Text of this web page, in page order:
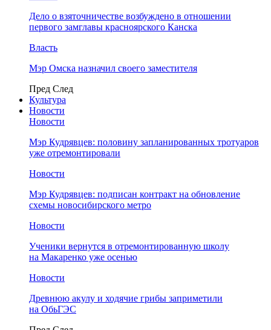
Дело о взяточничестве возбуждено в отношении
первого замглавы красноярского Канска
Власть
Мэр Омска назначил своего заместителя
Пред След
Культура
Новости
Новости
Мэр Кудрявцев: половину запланированных тротуаров
уже отремонтировали
Новости
Мэр Кудрявцев: подписан контракт на обновление
схемы новосибирского метро
Новости
Ученики вернутся в отремонтированную школу
на Макаренко уже осенью
Новости
Древнюю акулу и ходячие грибы заприметили
на ОбьГЭС